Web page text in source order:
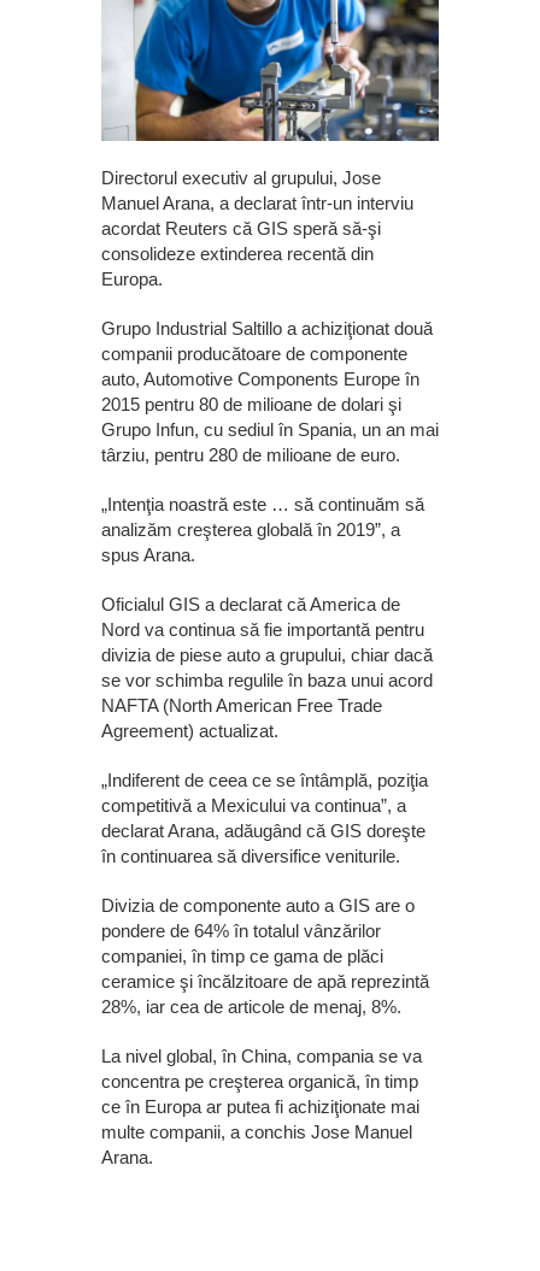
Directorul executiv al grupului, Jose
Manuel Arana, a declarat într-un interviu
acordat Reuters că GIS speră să-şi
consolideze extinderea recentă din
Europa.
Grupo Industrial Saltillo a achiziţionat două
companii producătoare de componente
auto, Automotive Components Europe în
2015 pentru 80 de milioane de dolari şi
Grupo Infun, cu sediul în Spania, un an mai
târziu, pentru 280 de milioane de euro.
„Intenţia noastră este … să continuăm să
analizăm creşterea globală în 2019”, a
spus Arana.
Oficialul GIS a declarat că America de
Nord va continua să fie importantă pentru
divizia de piese auto a grupului, chiar dacă
se vor schimba regulile în baza unui acord
NAFTA (North American Free Trade
Agreement) actualizat.
„Indiferent de ceea ce se întâmplă, poziţia
competitivă a Mexicului va continua”, a
declarat Arana, adăugând că GIS doreşte
în continuarea să diversifice veniturile.
Divizia de componente auto a GIS are o
pondere de 64% în totalul vânzărilor
companiei, în timp ce gama de plăci
ceramice şi încălzitoare de apă reprezintă
28%, iar cea de articole de menaj, 8%.
La nivel global, în China, compania se va
concentra pe creşterea organică, în timp
ce în Europa ar putea fi achiziţionate mai
multe companii, a conchis Jose Manuel
Arana.